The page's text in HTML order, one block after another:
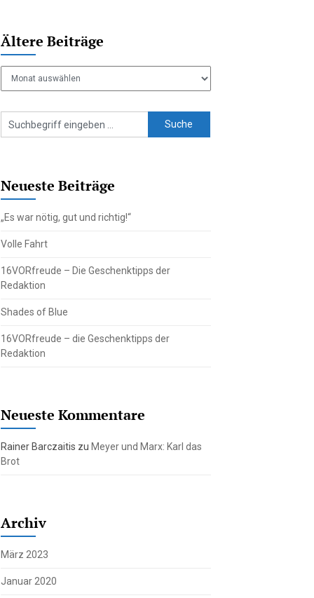
Ältere Beiträge
Neueste Beiträge
„Es war nötig, gut und richtig!“
Volle Fahrt
16VORfreude – Die Geschenktipps der
Redaktion
Shades of Blue
16VORfreude – die Geschenktipps der
Redaktion
Neueste Kommentare
Rainer Barczaitis zu Meyer und Marx: Karl das
Brot
Archiv
März 2023
Januar 2020